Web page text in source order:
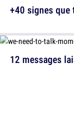
12 messages
+40 signes que